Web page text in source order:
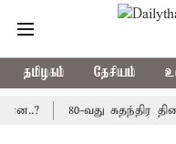
தமிழகம் தேசியம்
80-வது சுதந்திர